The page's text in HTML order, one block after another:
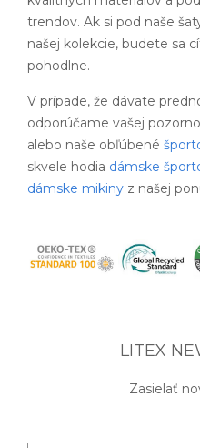
trendov. Ak si pod naše
našej kolekcie, budete sa
pohodlne.
V prípade, že dávate
odporúčame vašej
alebo naše obľúbené
skvele hodia dámske
dámske mikiny z našej
LITEX
Zasielať